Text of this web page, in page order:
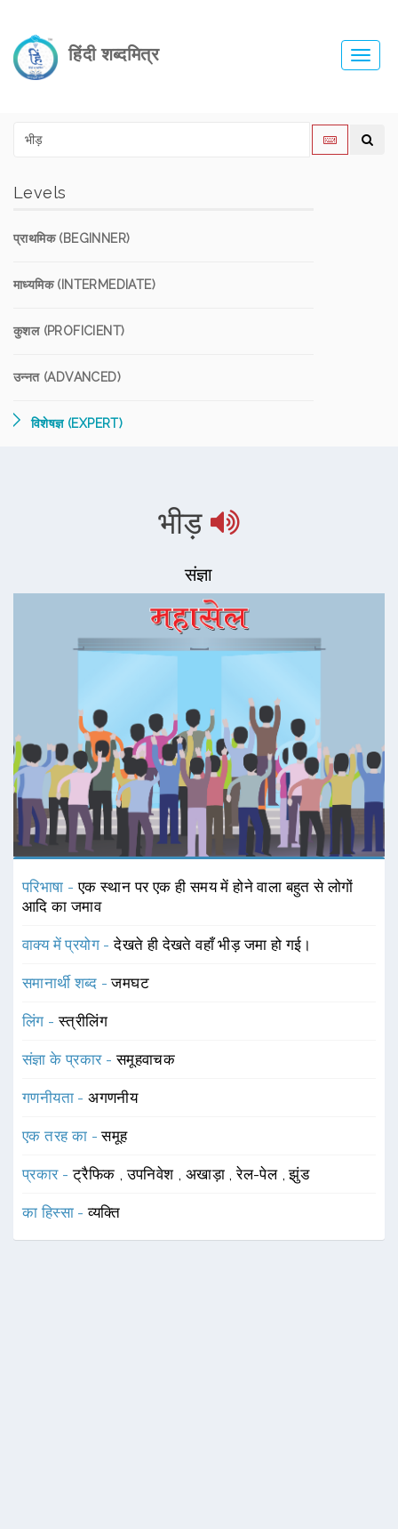
हिंदी शब्दमित्र
Levels
प्राथमिक (BEGINNER)
माध्यमिक (INTERMEDIATE)
कुशल (PROFICIENT)
उन्नत (ADVANCED)
विशेषज्ञ (EXPERT)
भीड़
संज्ञा
परिभाषा -एक स्थान पर एक ही समय में होने वाला बहुत से लोगों
आदि का जमाव
वाक्य में प्रयोग -देखते ही देखते वहाँ भीड़ जमा हो गई।
समानार्थी शब्द -जमघट
लिंग -स्त्रीलिंग
संज्ञा के प्रकार -समूहवाचक
गणनीयता -अगणनीय
एक तरह का -समूह
प्रकार -ट्रैफिक ,उपनिवेश अखाड़ा ,रेल-पेल ,झुंड
का हिस्सा -व्यक्ति